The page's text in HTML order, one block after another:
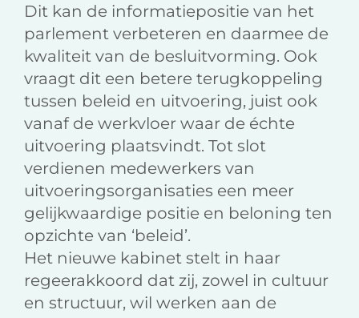
Dit kan de informatiepositie van het
parlement verbeteren en daarmee de
kwaliteit van de besluitvorming. Ook
vraagt dit een betere terugkoppeling
tussen beleid en uitvoering, juist ook
vanaf de werkvloer waar de échte
uitvoering plaatsvindt. Tot slot
verdienen medewerkers van
uitvoeringsorganisaties een meer
gelijkwaardige positie en beloning ten
opzichte van ‘beleid’.
Het nieuwe kabinet stelt in haar
regeerakkoord dat zij, zowel in cultuur
en structuur, wil werken aan de